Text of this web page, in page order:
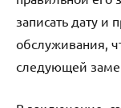
записать дату и
обслуживания,
следующей